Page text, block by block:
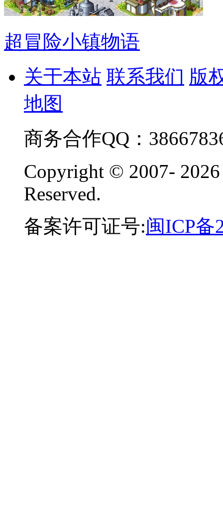
超冒险小镇物语
关于本站 联系我们 版
地图
商务合作QQ：
Copyright © 2007-
Reserved.
备案许可证号:闽ICP备